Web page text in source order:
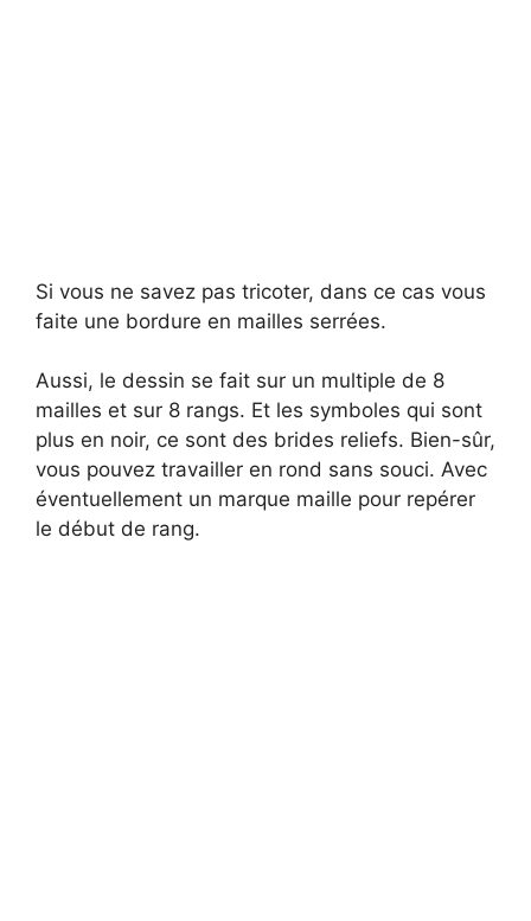
Si vous ne savez pas tricoter, dans ce cas vous
faite une bordure en mailles serrées.
Aussi, le dessin se fait sur un multiple de 8
mailles et sur 8 rangs. Et les symboles qui sont
plus en noir, ce sont des brides reliefs. Bien-sûr,
vous pouvez travailler en rond sans souci. Avec
éventuellement un marque maille pour repérer
le début de rang.